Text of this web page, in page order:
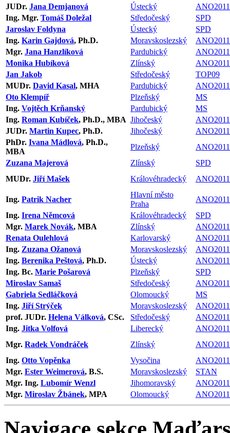
JUDr. Jana Demjanová Ústecký
ANO2011
Ing. Mgr. Tomáš Doležal Středočeský
SPD
Jaroslav Foldyna
Ústecký
SPD
Ing. Karin Gajdová, Ph.D. Moravskoslezský
ANO2011
Mgr. Jana Hanzlíková Pardubický
ANO2011
Monika Hubíková
Zlínský
ANO2011
Jan Jakob
Středočeský
TOP09
MUDr. David Kasal, MHA Pardubický
ANO2011
Oto Klempíř
Plzeňský
MS
Ing. Vojtěch Krňanský Pardubický
MS
Ing. Roman Kubíček, Ph.D., MBA Jihočeský
ANO2011
JUDr. Martin Kupec, Ph.D. Jihočeský
ANO2011
PhDr. Ivana Mádlová, Ph.D.,
MBA
Plzeňský
ANO2011
Zuzana Majerová
Zlínský
SPD
MUDr. Jiří Mašek Královéhradecký ANO2011
Ing. Patrik Nacher
Hlavní město
Praha
ANO2011
Ing. Irena Němcová Královéhradecký
SPD
Mgr. Marek Novák, MBA Zlínský
ANO2011
Renata Oulehlová
Karlovarský
ANO2011
Ing. Zuzana Ožanová Moravskoslezský
ANO2011
Ing. Berenika Peštová, Ph.D. Ústecký
ANO2011
Ing. Bc. Marie Pošarová Plzeňský
SPD
Miroslav Samaš
Středočeský
ANO2011
Gabriela Sedláčková
Olomoucký
MS
Ing. Jiří Strýček Moravskoslezský
ANO2011
prof. JUDr. Helena Válková, CSc. Středočeský
ANO2011
Ing. Jitka Volfová Liberecký
ANO2011
Mgr. Radek Vondráček Zlínský
ANO2011
Ing. Otto Vopěnka Vysočina
ANO2011
Mgr. Ester Weimerová, B.S. Moravskoslezský
STAN
Mgr. Ing. Lubomír Wenzl Jihomoravský
ANO2011
Mgr. Miroslav Žbánek, MPA Olomoucký ANO2011